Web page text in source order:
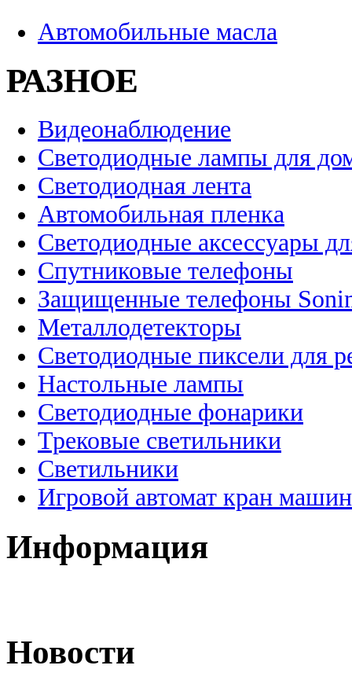
Автомобильные масла
РАЗНОЕ
Видеонаблюдение
Светодиодные лампы для
Светодиодная лента
Автомобильная пленка
Светодиодные аксессуары
Спутниковые телефоны
Защищенные телефоны
Металлодетекторы
Светодиодные пиксели для
Настольные лампы
Светодиодные фонарики
Трековые светильники
Светильники
Игровой автомат кран
Информация
Новости